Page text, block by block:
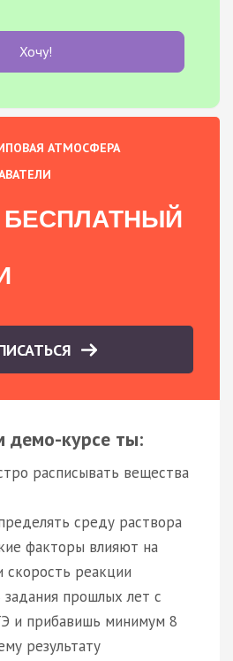
Хочу!
АТМОСФЕРА
БЕСПЛАТНЫЙ
демо-курсе ты:
расписывать вещества
среду раствора
факторы влияют на
скорость реакции
прошлых лет с
и прибавишь минимум 8
результату